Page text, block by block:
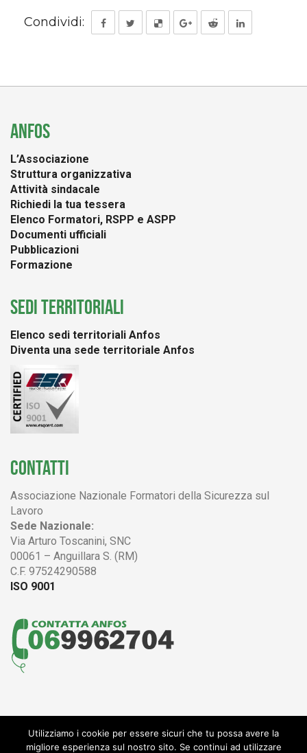
Condividi:
ANFOS
L’Associazione
Struttura organizzativa
Attività sindacale
Richiedi la tua tessera
Elenco Formatori, RSPP e ASPP
Documenti ufficiali
Pubblicazioni
Formazione
SEDI TERRITORIALI
Elenco sedi territoriali Anfos
Diventa una sede territoriale Anfos
CONTATTI
Associazione Nazionale Formatori della Sicurezza sul
Lavoro
Sede Nazionale:
Via Arturo Toscanini, SNC
00061 – Anguillara S. (RM)
C.F. 97524290588
ISO 9001
© 2004 - 2017 ANFOS
Utilizziamo i cookie per essere sicuri che tu possa avere la
migliore esperienza sul nostro sito. Se continui ad utilizzare